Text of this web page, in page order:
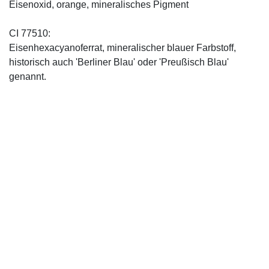
Eisenoxid, orange, mineralisches Pigment
CI 77510:
Eisenhexacyanoferrat, mineralischer blauer Farbstoff,
historisch auch 'Berliner Blau' oder 'Preußisch Blau'
genannt.